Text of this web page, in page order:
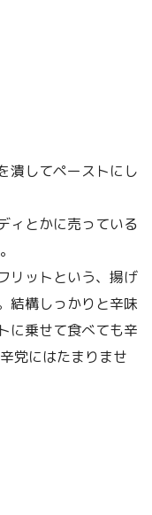
潰してペーストにし
ィとかに売っている
リットという、揚げ
結構しっかりと辛味
に乗せて食べても辛
党にはたまりませ